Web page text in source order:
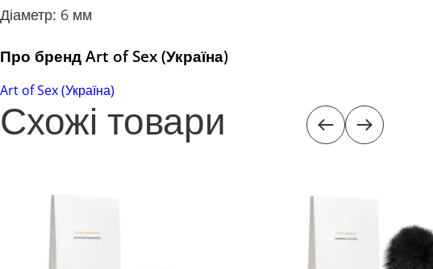
Діаметр: 6 мм
Про бренд Art of Sex (Україна)
Art of Sex (Україна)
Схожі товари